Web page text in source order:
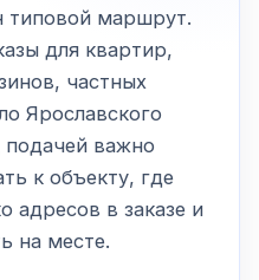
типовой маршрут.
для квартир,
частных
Ярославского
важно
к объекту, где
адресов в заказе и
на месте.